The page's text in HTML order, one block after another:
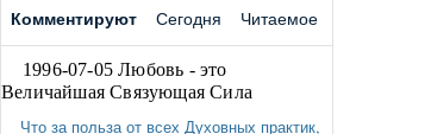
Комментируют Сегодня Читаемое
1996-07-05 Любовь - это
Величайшая Связующая Сила
Что за польза от всех Духовных практик,